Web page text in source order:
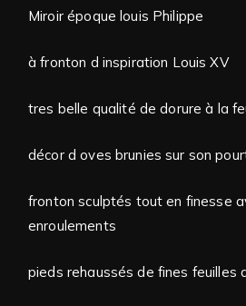
Miroir époque louis Philippe
à fronton d inspiration Louis XV
tres belle qualité de dorure à la
décor d oves brunies sur son
fronton sculptés tout en finesse
enroulements
pieds rehaussés de fines feuilles